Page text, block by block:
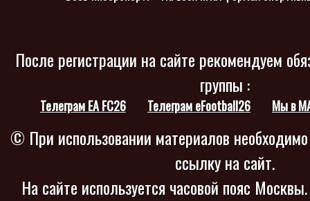
После регистрации на сайте рекомендуем
группы :
Телеграм EA FC26 Телеграм eFootball26 Мы в
© При использовании материалов
ссылку на сайт.
На сайте используется часовой пояс